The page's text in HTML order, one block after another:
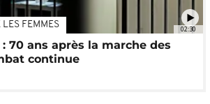
02:30
FEMMES
70 ans après la marche des
continue